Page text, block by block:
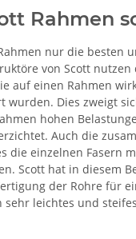
Rahmen
nur die besten
von Scott
auf einen Rahmen
wurden. Dies zweigt
hohen
Auch die
die einzelnen
Scott hat in diesem
der Rohre für
leichtes und